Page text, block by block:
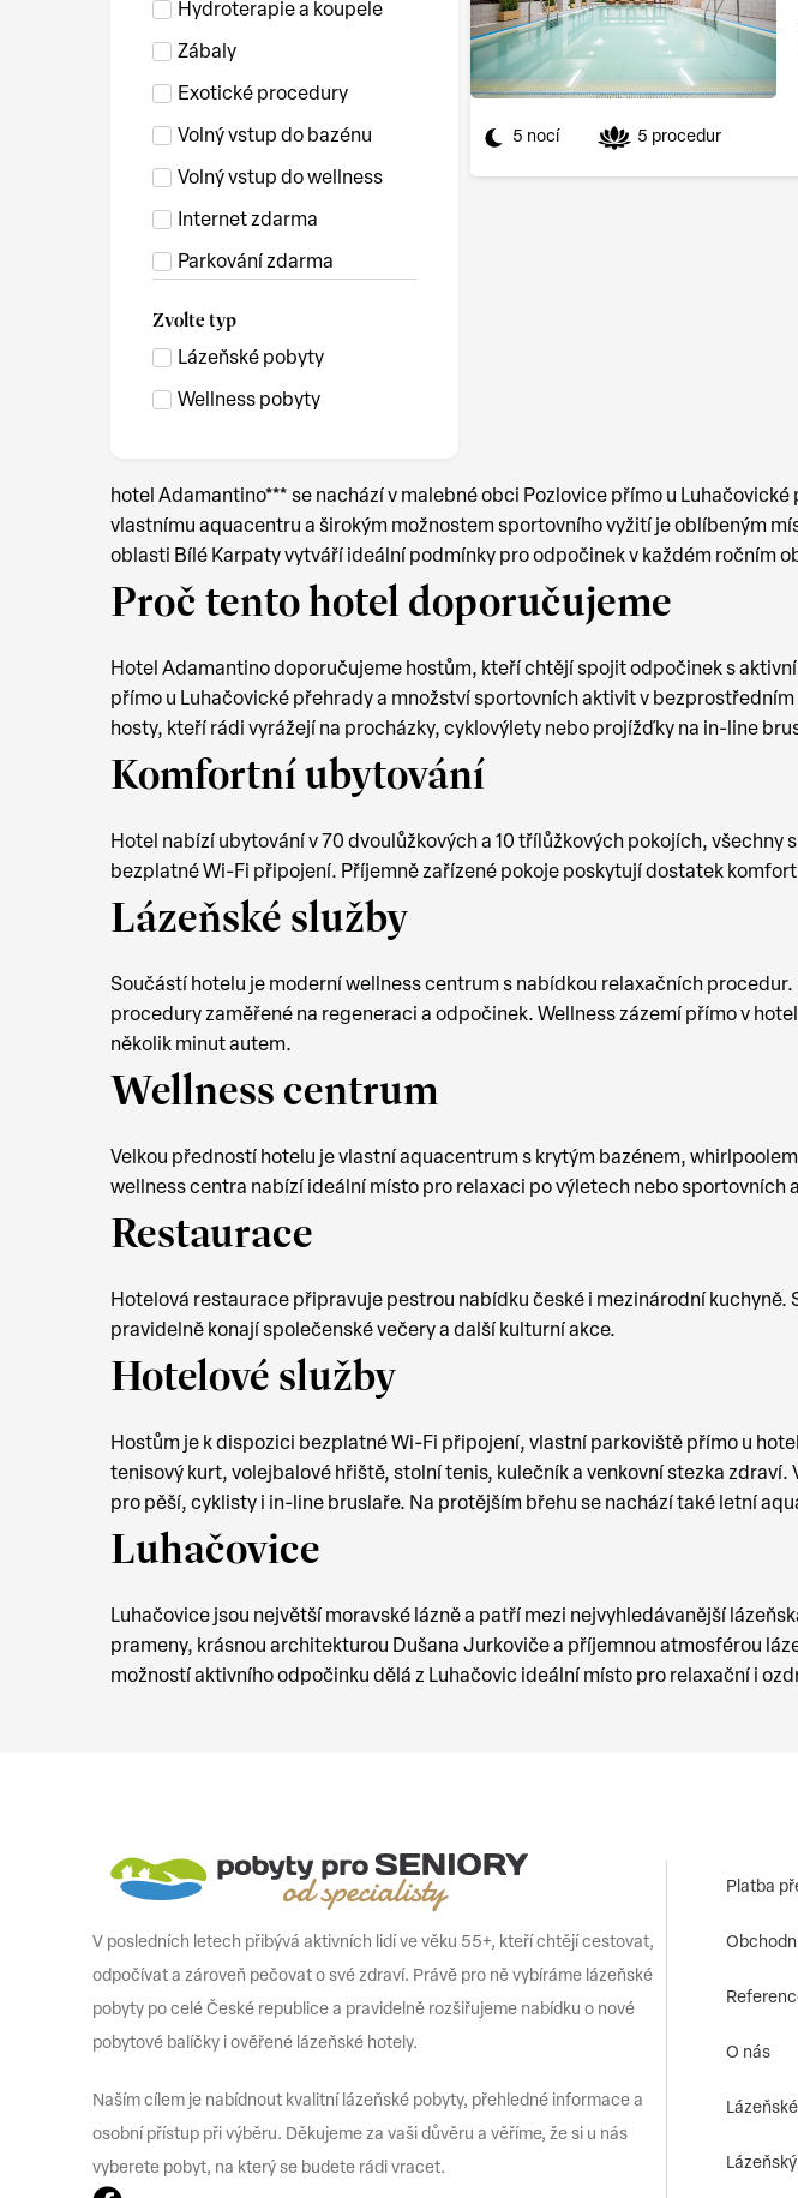
Hydroterapie a koupele
Zábaly
Exotické procedury
Volný vstup do bazénu
Volný vstup do wellness
Internet zdarma
Parkování zdarma
Zvolte typ
Lázeňské pobyty
Wellness pobyty
5 nocí 5 procedur
hotel Adamantino*** se nachází v malebné obci Pozlovice přímo u
vlastnímu aquacentru a širokým možnostem sportovního vyžití je oblíbeným
oblasti Bílé Karpaty vytváří ideální podmínky pro odpočinek v každém ročním
Proč tento hotel doporučujeme
Hotel Adamantino doporučujeme hostům, kteří chtějí spojit odpočinek s
přímo u Luhačovické přehrady a množství sportovních aktivit v
hosty, kteří rádi vyrážejí na procházky, cyklovýlety nebo projížďky na in-line
Komfortní ubytování
Hotel nabízí ubytování v 70 dvoulůžkových a 10 třílůžkových pokojích,
bezplatné Wi-Fi připojení. Příjemně zařízené pokoje poskytují dostatek
Lázeňské služby
Součástí hotelu je moderní wellness centrum s nabídkou relaxačních
procedury zaměřené na regeneraci a odpočinek. Wellness zázemí přímo v
několik minut autem.
Wellness centrum
Velkou předností hotelu je vlastní aquacentrum s krytým bazénem,
wellness centra nabízí ideální místo pro relaxaci po výletech nebo
Restaurace
Hotelová restaurace připravuje pestrou nabídku české i mezinárodní
pravidelně konají společenské večery a další kulturní akce.
Hotelové služby
Hostům je k dispozici bezplatné Wi-Fi připojení, vlastní parkoviště přímo u
tenisový kurt, volejbalové hřiště, stolní tenis, kulečník a venkovní stezka
pro pěší, cyklisty i in-line bruslaře. Na protějším břehu se nachází také letní
Luhačovice
Luhačovice jsou největší moravské lázně a patří mezi nejvyhledávanější
prameny, krásnou architekturou Dušana Jurkoviče a příjemnou atmosférou
možností aktivního odpočinku dělá z Luhačovic ideální místo pro relaxační i
V posledních letech přibývá aktivních lidí ve věku 55+, kteří chtějí cestovat,
odpočívat a zároveň pečovat o své zdraví. Právě pro ně vybíráme lázeňské
pobyty po celé České republice a pravidelně rozšiřujeme nabídku o nové
pobytové balíčky i ověřené lázeňské hotely.
Naším cílem je nabídnout kvalitní lázeňské pobyty, přehledné informace a
osobní přístup při výběru. Děkujeme za vaši důvěru a věříme, že si u nás
vyberete pobyt, na který se budete rádi vracet.
Platba
O nás